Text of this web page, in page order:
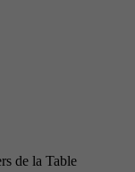
de la Table